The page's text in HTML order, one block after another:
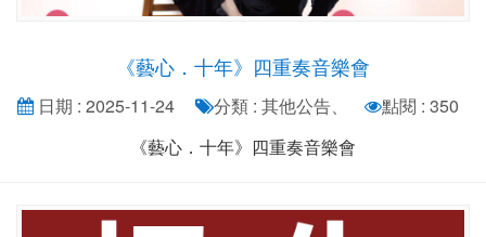
《藝心．十年》四重奏音樂會
日期 : 2025-11-24 分類 : 其他公告、
點閱 : 350
《藝心．十年》四重奏音樂會